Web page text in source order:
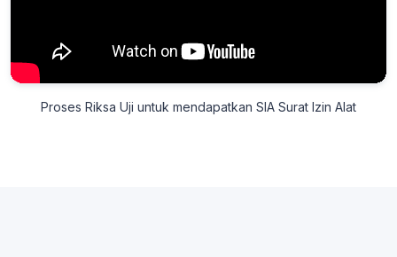
Proses Riksa Uji untuk mendapatkan SIA Surat Izin Alat